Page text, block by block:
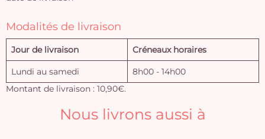
Modalités de livraison
Jour de livraison Créneaux horaires
Lundi au samedi
8h00 - 14h00
Montant de livraison : 10,90€.
Nous livrons aussi à